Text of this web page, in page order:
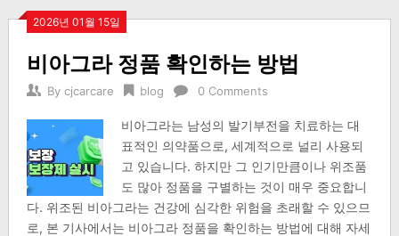
2026년 01월 15일
비아그라 정품 확인하는 방법
By cjcarcare blog 0 Comments
비아그라는 남성의 발기부전을 치료하는 대
표적인 의약품으로, 세계적으로 널리 사용되
고 있습니다. 하지만 그 인기만큼이나 위조품
도 많아 정품을 구별하는 것이 매우 중요합니
다. 위조된 비아그라는 건강에 심각한 위험을 초래할 수 있으므
로, 본 기사에서는 비아그라 정품을 확인하는 방법에 대해 자세